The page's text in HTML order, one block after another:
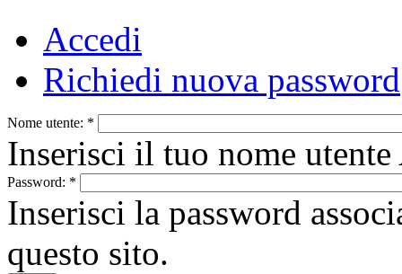
Accedi
Richiedi nuova password
Nome utente: *
Inserisci il tuo nome utente
Password: *
Inserisci la password
questo sito.